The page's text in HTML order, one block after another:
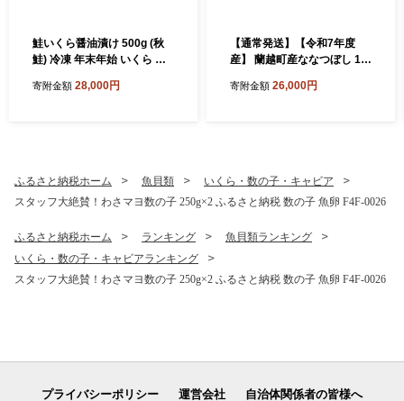
鮭いくら醤油漬け 500g (秋
鮭) 冷凍 年末年始 いくら 鮭
海道 釧路市 F5F-0118
寄附金額 28,000円
【通常発送】【令和7年度
産】 蘭越町産ななつぼし 10
め お米 決済から7日前後で発
寄附金額 26,000円
ふるさと納税ホーム 魚貝類
いくら・数の子・キャビア
スタッフ大絶賛！わさマヨ数の子 250g×2 ふるさと納税 数の子 魚卵 F4F-0026
ふるさと納税ホーム ランキング
魚貝類ランキング
いくら・数の子・キャビアランキング
スタッフ大絶賛！わさマヨ数の子 250g×2 ふるさと納税 数の子 魚卵 F4F-0026
プライバシーポリシー 運営会社 自治体関係者の皆様へ